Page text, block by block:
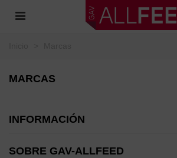
MARCAS
INFORMACIÓN
SOBRE GAV-ALLFEED